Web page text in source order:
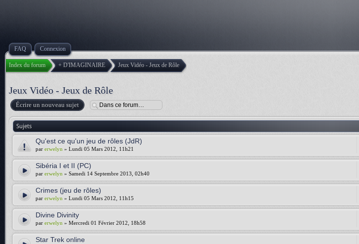
FAQ Connexion
Index du forum + D'IMAGINAIRE Jeux Vidéo - Jeux de Rôle
Jeux Vidéo - Jeux de Rôle
Écrire un nouveau sujet
Sujets
Qu'est ce qu'un jeu de rôles (JdR)
par erwelyn » Lundi 05 Mars 2012, 11h21
Sibéria I et II (PC)
par erwelyn » Samedi 14 Septembre 2013, 02h40
Crimes (jeu de rôles)
par erwelyn » Lundi 05 Mars 2012, 11h15
Divine Divinity
par erwelyn » Mercredi 01 Février 2012, 18h58
Star Trek online